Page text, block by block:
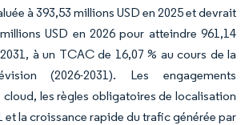
à 393,53 millions USD en 2025 et devrait
USD en 2026 pour atteindre 961,14
à un TCAC de 16,07 % au cours de la
(2026-2031). Les engagements
cloud, les règles obligatoires de localisation
et la croissance rapide du trafic générée par